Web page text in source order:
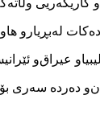
كاریگه‌ریی
له‌بڕیارو
عیراق‌و
ده‌رده‌ سه‌ری